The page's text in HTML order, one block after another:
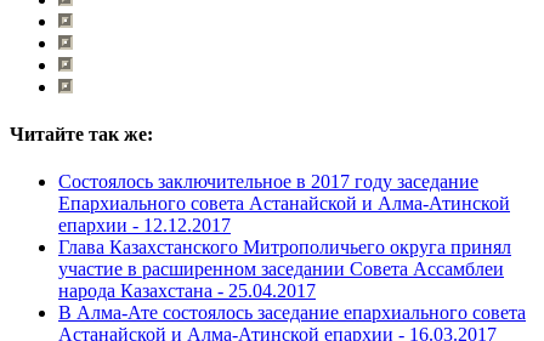
Читайте так же:
Состоялось заключительное в 2017 году заседание
Епархиального совета Астанайской и Алма-Атинской
епархии - 12.12.2017
Глава Казахстанского Митрополичьего округа принял
участие в расширенном заседании Совета Ассамблеи
народа Казахстана - 25.04.2017
В Алма-Ате состоялось заседание епархиального совета
Астанайской и Алма-Атинской епархии - 16.03.2017